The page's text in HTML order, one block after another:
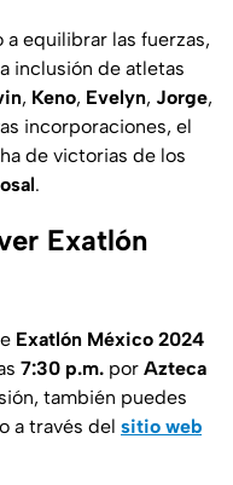
equilibrar las fuerzas,
inclusión de atletas
, Keno, Evelyn, Jorge,
incorporaciones, el
de victorias de los
.
Exatlón
Exatlón México 2024
7:30 p.m. por Azteca
también puedes
o a través del sitio web